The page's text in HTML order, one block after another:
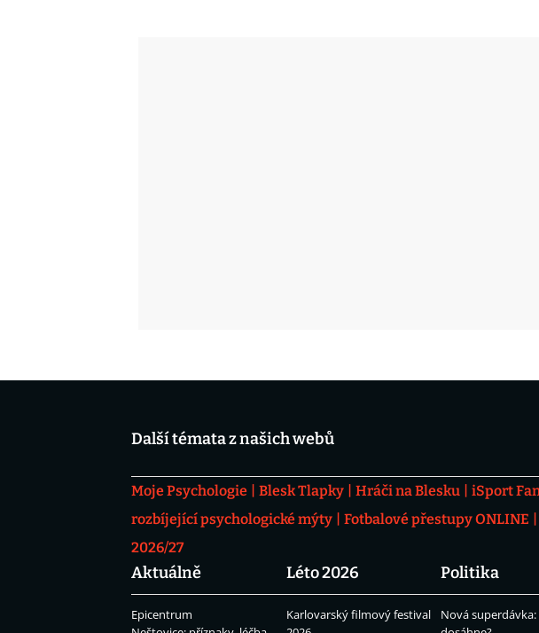
Další témata z našich webů
Moje Psychologie Blesk Tlapky Hráči na Blesku iSport
rozbíjející psychologické mýty
Fotbalové přestupy ONLINE
2026/27
Aktuálně
Epicentrum
Léto 2026
Karlovarský filmový festival
Politika
Nová